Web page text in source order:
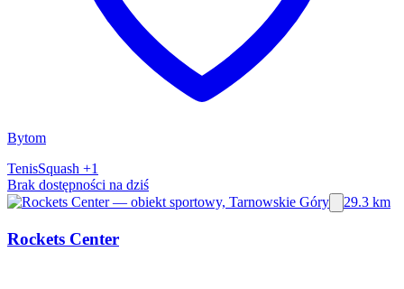
Bytom
TenisSquash +1
Brak dostępności na dziś
29.3 km
Rockets Center